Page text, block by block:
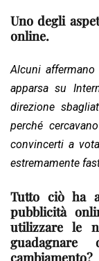
Uno degli
online.
Alcuni
apparsa su
direzione
perché
convincerti a
estremamente
Tutto ciò ha
pubblicità
utilizzare le
cambiamento?